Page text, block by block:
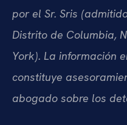
por el Sr. Sris
Distrito de Columbia,
York). La información
constituye
abogado sobre los